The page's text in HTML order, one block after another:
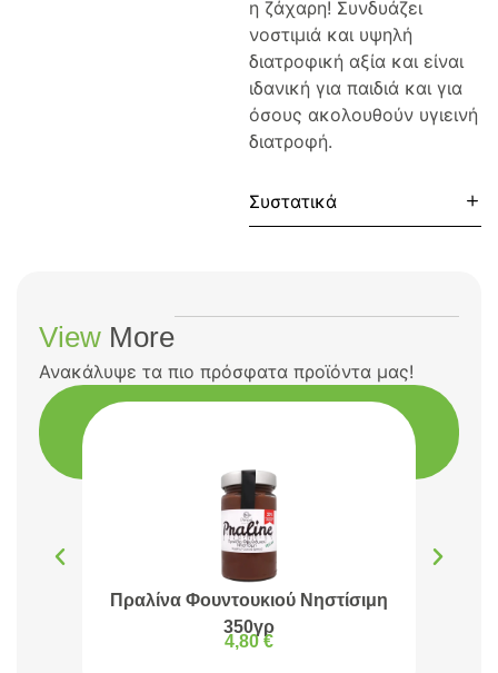
η ζάχαρη! Συνδυάζει
νοστιμιά και υψηλή
διατροφική αξία και είναι
ιδανική για παιδιά και για
όσους ακολουθούν υγιεινή
διατροφή.
Συστατικά
View More
Ανακάλυψε τα πιο πρόσφατα προϊόντα μας!
Πραλίνα Φουντουκιού Νηστίσιμη
350γρ
4,80 €